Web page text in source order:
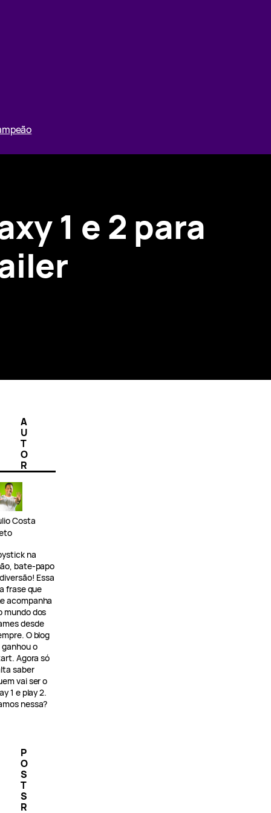
1 e 2 para
A
U
T
O
R
Costa
na
bate-papo
Essa
frase que
acompanha
mundo dos
desde
O blog
ganhou o
Agora só
saber
vai ser o
1 e play 2.
nessa?
P
O
S
T
S
R